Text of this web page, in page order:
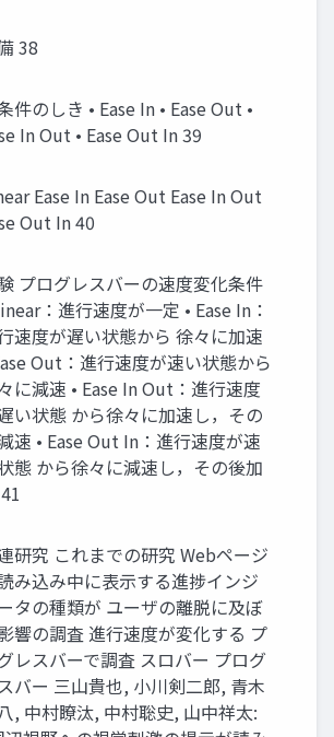
38
件のしき • Ease In • Ease Out •
In Out • Ease Out In 39
Ease In Ease Out Ease In Out
Out In 40
プログレスバーの速度変化条件
：進行速度が一定 • Ease In：
速度が遅い状態から 徐々に加速
Out：進行速度が速い状態から
に減速 • Ease In Out：進行速度
い状態 から徐々に加速し，その
速 • Ease Out In：進行速度が速
態 から徐々に減速し，その後加
研究 これまでの研究 Webページ
み込み中に表示する進捗インジ
タの種類が ユーザの離脱に及ぼ
響の調査 進行速度が変化する プ
レスバーで調査 スロバー プログ
バー 三山貴也, 小川剣二郎, 青木
, 中村瞭汰, 中村聡史, 山中祥太: